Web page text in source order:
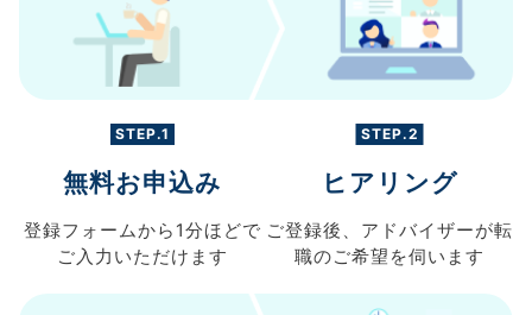
STEP.1
無料お申込み
登録フォームから 1分ほどで
ご入力 いただけます
STEP.2
ヒアリング
ご登録後、 アドバイザーが転
職のご希望を伺います